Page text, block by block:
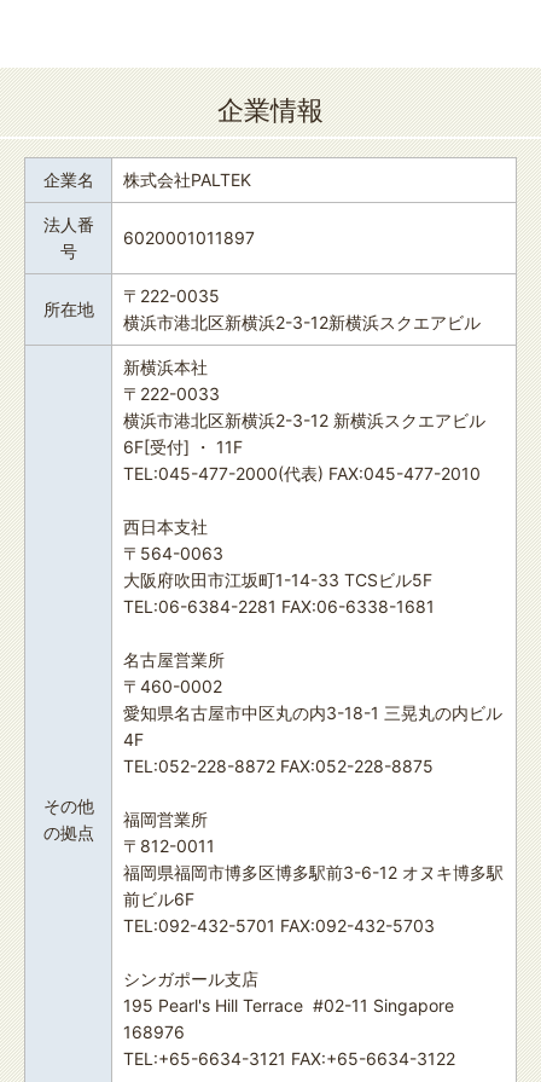
企業情報
企業名 株式会社PALTEK
法人番
号
6020001011897
所在地
〒222-0035
横浜市港北区新横浜2-3-12新横浜スクエアビル
その他
の拠点
新横浜本社
〒222-0033
横浜市港北区新横浜2-3-12 新横浜スクエアビル
6F[受付] ・ 11F
TEL:045-477-2000(代表) FAX:045-477-2010
西日本支社
〒564-0063
大阪府吹田市江坂町1-14-33 TCSビル5F
TEL:06-6384-2281 FAX:06-6338-1681
名古屋営業所
〒460-0002
愛知県名古屋市中区丸の内3-18-1 三晃丸の内ビル
4F
TEL:052-228-8872 FAX:052-228-8875
福岡営業所
〒812-0011
福岡県福岡市博多区博多駅前3-6-12 オヌキ博多駅
前ビル6F
TEL:092-432-5701 FAX:092-432-5703
シンガポール支店
195 Pearl's Hill Terrace ​ #02-11 Singapore
168976
TEL:+65-6634-3121 FAX:+65-6634-3122